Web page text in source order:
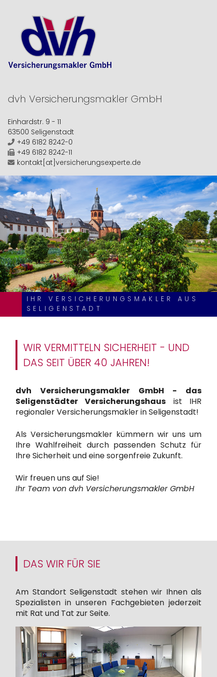
dvh Versicherungsmakler GmbH
Einhardstr. 9 - 11
63500 Seligenstadt
+49 6182 8242-0
+49 6182 8242-11
kontakt[at]versicherungsexperte.de
IHR VERSICHERUNGSMAKLER AUS
SELIGENSTADT
WIR VERMITTELN SICHERHEIT - UND
DAS SEIT ÜBER 40 JAHREN!
dvh Versicherungsmakler GmbH - das
Seligenstädter Versicherungshaus ist IHR
regionaler Versicherungsmakler in Seligenstadt!
Als Versicherungsmakler kümmern wir uns um
Ihre Wahlfreiheit durch passenden Schutz für
Ihre Sicherheit und eine sorgenfreie Zukunft.
Wir freuen uns auf Sie!
Ihr Team von dvh Versicherungsmakler GmbH
DAS WIR FÜR SIE
Am Standort Seligenstadt stehen wir Ihnen als
Spezialisten in unseren Fachgebieten jederzeit
mit Rat und Tat zur Seite.